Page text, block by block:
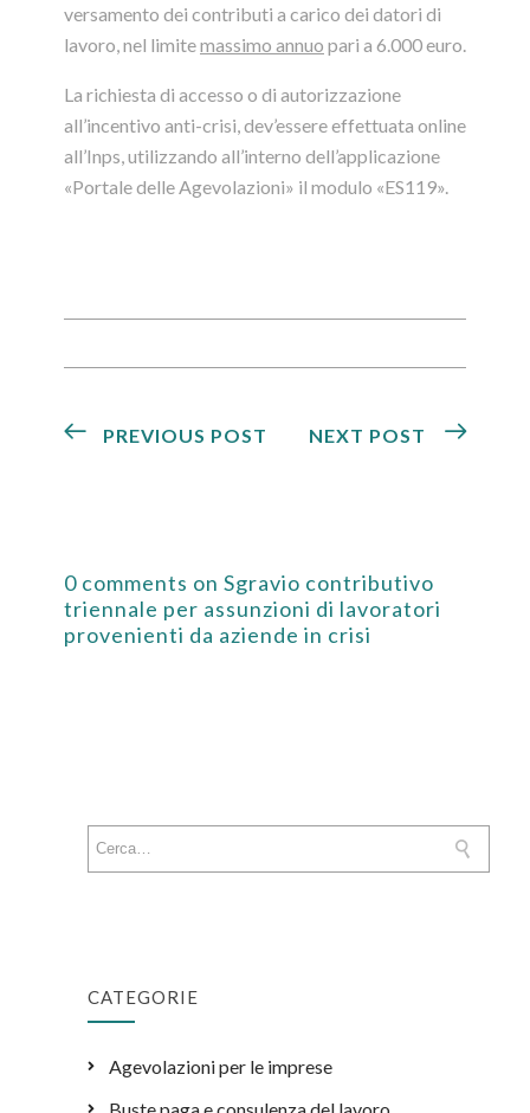
versamento dei contributi a carico dei datori di
lavoro, nel limitemassimo annuo pari a 6.000 euro.
La richiesta di accesso o di autorizzazione
all’incentivo anti-crisi, dev’essere effettuata online
all’Inps, utilizzando all’interno dell’applicazione
«Portale delle Agevolazioni» il modulo «ES119».
PREVIOUS POST NEXT POST
0 comments on Sgravio contributivo
triennale per assunzioni di lavoratori
provenienti da aziende in crisi
CATEGORIE
Agevolazioni per le imprese